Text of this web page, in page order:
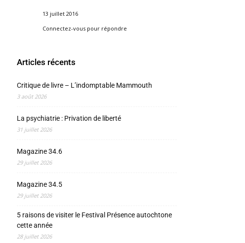
13 juillet 2016
Connectez-vous pour répondre
Articles récents
Critique de livre – L’indomptable Mammouth
3 août 2026
La psychiatrie : Privation de liberté
31 juillet 2026
Magazine 34.6
29 juillet 2026
Magazine 34.5
29 juillet 2026
5 raisons de visiter le Festival Présence autochtone
cette année
28 juillet 2026